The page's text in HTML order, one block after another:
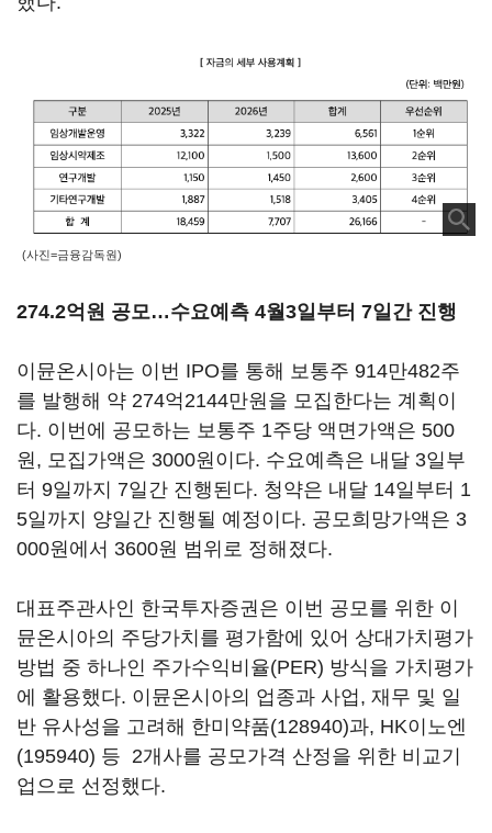
(사진=금융감독원)
274.2억원 공모…수요예측 4월3일부터 7일간 진행
이뮨온시아는 이번 IPO를 통해 보통주 914만482주
를 발행해 약 274억2144만원을 모집한다는 계획이
다. 이번에 공모하는 보통주 1주당 액면가액은 500
원, 모집가액은 3000원이다. 수요예측은 내달 3일부
터 9일까지 7일간 진행된다. 청약은 내달 14일부터 1
5일까지 양일간 진행될 예정이다. 공모희망가액은 3
000원에서 3600원 범위로 정해졌다.
대표주관사인 한국투자증권은 이번 공모를 위한 이
뮨온시아의 주당가치를 평가함에 있어 상대가치평가
방법 중 하나인 주가수익비율(PER) 방식을 가치평가
에 활용했다. 이뮨온시아의 업종과 사업, 재무 및 일
반 유사성을 고려해 한미약품(128940)과, HK이노엔
(195940) 등 2개사를 공모가격 산정을 위한 비교기
업으로 선정했다.